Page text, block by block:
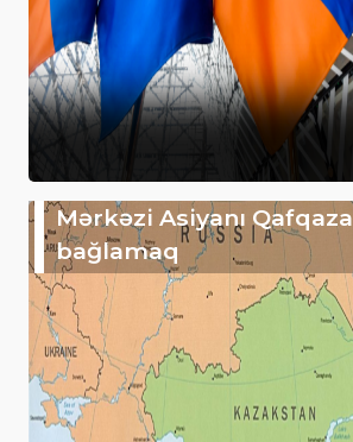
Mərkəzi Asiyanı Qafqaza
bağlamaq